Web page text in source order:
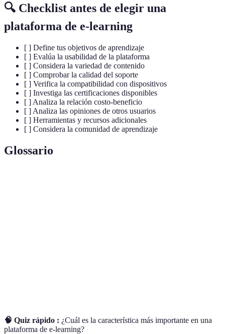
🔍 Checklist antes de elegir una
plataforma de e-learning
[ ] Define tus objetivos de aprendizaje
[ ] Evalúa la usabilidad de la plataforma
[ ] Considera la variedad de contenido
[ ] Comprobar la calidad del soporte
[ ] Verifica la compatibilidad con dispositivos
[ ] Investiga las certificaciones disponibles
[ ] Analiza la relación costo-beneficio
[ ] Analiza las opiniones de otros usuarios
[ ] Herramientas y recursos adicionales
[ ] Considera la comunidad de aprendizaje
Glossario
🧠 Quiz rápido : ¿Cuál es la característica más importante en una
plataforma de e-learning?